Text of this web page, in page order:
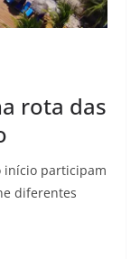
rota das
início participam
diferentes